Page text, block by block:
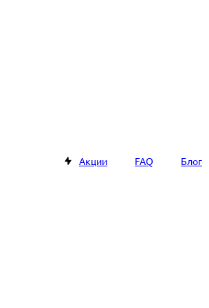
Акции FAQ Блог